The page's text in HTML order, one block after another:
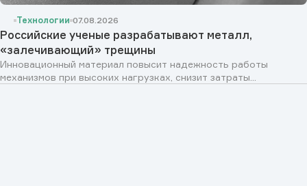
Технологии 07.08.2026
Российские ученые разрабатывают металл,
«залечивающий» трещины
Инновационный материал повысит надежность работы
механизмов при высоких нагрузках, снизит затраты...